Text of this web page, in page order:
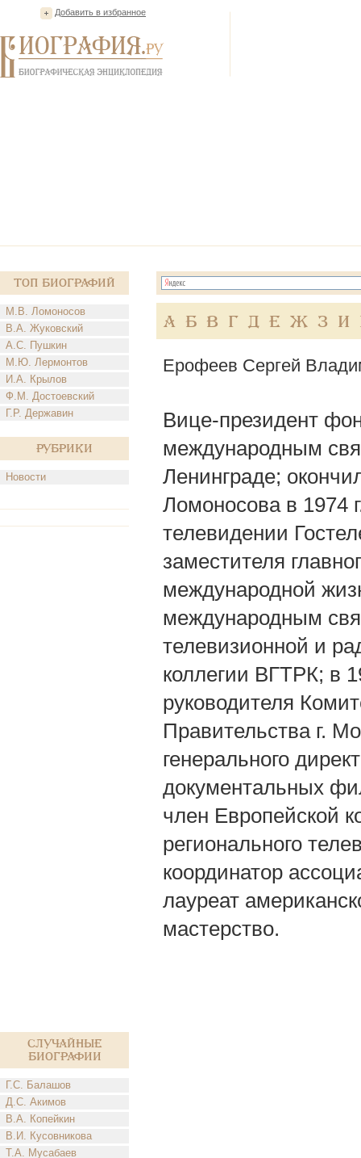
Добавить в избранное
Топ Биографий
М.В. Ломоносов
В.А. Жуковский
А.С. Пушкин
М.Ю. Лермонтов
И.А. Крылов
Ф.М. Достоевский
Г.Р. Державин
Рубрики
Новости
Случайные
биографии
Г.С. Балашов
Д.С. Акимов
В.А. Копейкин
В.И. Кусовникова
Т.А. Мусабаев
А Б В Г Д Е Ж З И
Ерофеев Сергей
Вице-президент
международным
Ленинграде;
Ломоносова в 1974
телевидении
заместителя
международной
международным
телевизионной и
коллегии ВГТРК; в
руководителя
Правительства г.
генерального
документальных
член Европейской
регионального
координатор
лауреат
мастерство.